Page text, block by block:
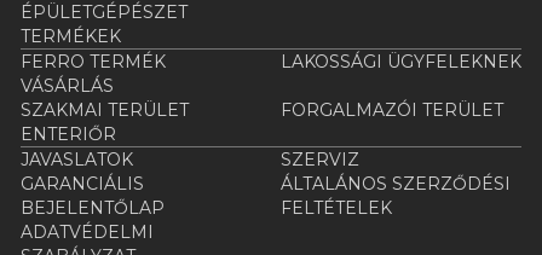
ÉPÜLETGÉPÉSZET
TERMÉKEK
FERRO TERMÉK
VÁSÁRLÁS
LAKOSSÁGI ÜGYFELEKNEK
SZAKMAI TERÜLET
FORGALMAZÓI TERÜLET
ENTERIŐR
JAVASLATOK
SZERVIZ
GARANCIÁLIS
BEJELENTŐLAP
ÁLTALÁNOS SZERZŐDÉSI
FELTÉTELEK
ADATVÉDELMI